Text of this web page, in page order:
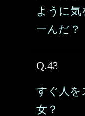
ように気
ーんだ？
Q.43
すぐ人を
女？